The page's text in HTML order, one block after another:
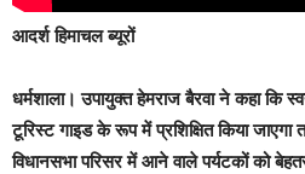
आदर्श हिमाचल ब्यूरों
धर्मशाला। उपायुक्त हेमराज बैरवा ने कहा कि
टूरिस्ट गाइड के रूप में प्रशिक्षित किया जाएगा
विधानसभा परिसर में आने वाले पर्यटकों को